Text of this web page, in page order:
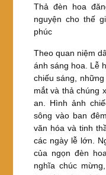
Thả đèn hoa
nguyện cho thế
phúc
Theo quan niệm
ánh sáng hoa. Lễ
chiếu sáng,
mắt và thả chúng
an. Hình ảnh
sông vào ban
văn hóa và tinh
các ngày lễ lớn.
của ngọn đèn
nghĩa chúc